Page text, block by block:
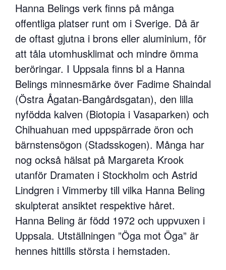
Hanna Belings verk finns på många
offentliga platser runt om i Sverige. Då är
de oftast gjutna i brons eller aluminium, för
att tåla utomhusklimat och mindre ömma
beröringar. I Uppsala finns bl a Hanna
Belings minnesmärke över Fadime Shaindal
(Östra Ågatan-Bangårdsgatan), den lilla
nyfödda kalven (Biotopia i Vasaparken) och
Chihuahuan med uppspärrade öron och
bärnstensögon (Stadsskogen). Många har
nog också hälsat på Margareta Krook
utanför Dramaten i Stockholm och Astrid
Lindgren i Vimmerby till vilka Hanna Beling
skulpterat ansiktet respektive håret.
Hanna Beling är född 1972 och uppvuxen i
Uppsala. Utställningen ”Öga mot Öga” är
hennes hittills största i hemstaden.